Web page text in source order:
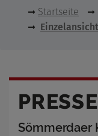
Startseite
Einzelansicht
PRESSE
Sömmerdaer